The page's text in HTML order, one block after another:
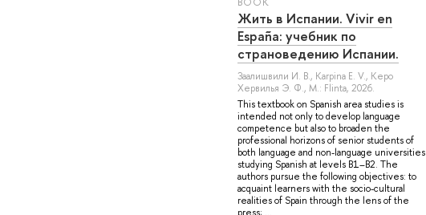
Жить в Испании. Vivir en
España: учебник по
страноведению Испании.
Заалишвили И. В., Karpina E. V., Керо
Хервилья Э. Ф., M.: Flinta, 2026.
This textbook on Spanish area studies is
intended not only to develop language
competence but also to broaden the
professional horizons of senior students of
both language and non-language universities
studying Spanish at levels B1–B2. The
authors pursue the following objectives: to
acquaint learners with the socio-cultural
realities of Spain through the lens of the